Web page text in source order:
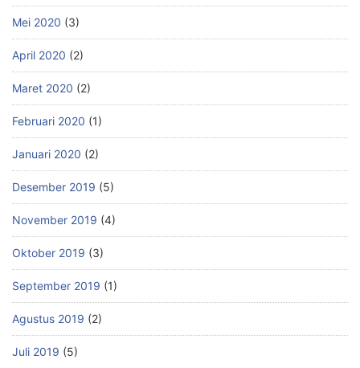
Mei 2020 (3)
April 2020 (2)
Maret 2020 (2)
Februari 2020 (1)
Januari 2020 (2)
Desember 2019 (5)
November 2019 (4)
Oktober 2019 (3)
September 2019 (1)
Agustus 2019 (2)
Juli 2019 (5)